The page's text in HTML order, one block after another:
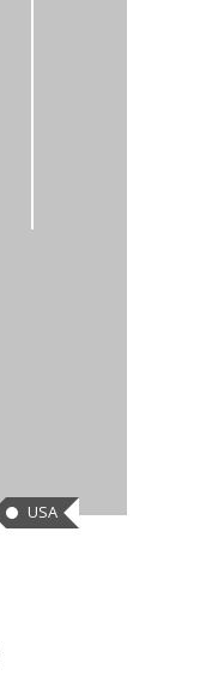
USA